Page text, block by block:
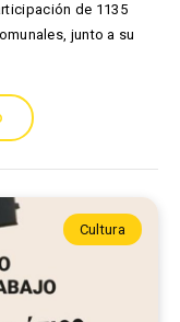
de 1135
junto a su
Cultura